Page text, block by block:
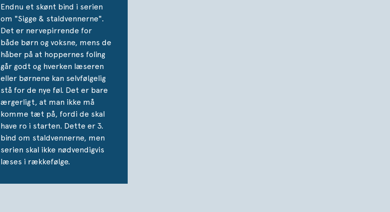
Endnu et skønt bind i serien
om "Sigge & staldvennerne".
Det er nervepirrende for
både børn og voksne, mens de
håber på at hoppernes foling
går godt og hverken læseren
eller børnene kan selvfølgelig
stå for de nye føl. Det er bare
ærgerligt, at man ikke må
komme tæt på, fordi de skal
have ro i starten. Dette er 3.
bind om staldvennerne, men
serien skal ikke nødvendigvis
læses i rækkefølge.